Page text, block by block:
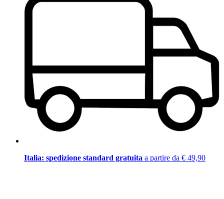
Italia: spedizione standard gratuita a partire da € 49,90